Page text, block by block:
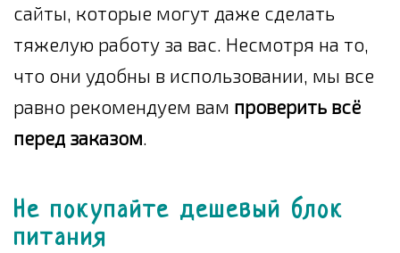
сайты, которые могут даже сделать
тяжелую работу за вас. Несмотря на то,
что они удобны в использовании, мы все
равно рекомендуем вам проверить всё
перед заказом.
Не покупайте дешевый блок
питания